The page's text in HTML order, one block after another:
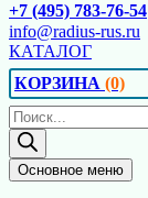
+7 (495) 783-76-54
info@radius-rus.ru
КАТАЛОГ
КОРЗИНА (0)
Поиск
товаров
Основное меню